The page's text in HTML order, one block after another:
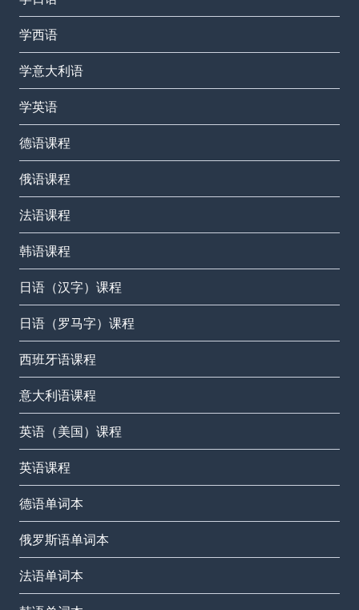
学西语
学意大利语
学英语
德语课程
俄语课程
法语课程
韩语课程
日语（汉字）课程
日语（罗马字）课程
西班牙语课程
意大利语课程
英语（美国）课程
英语课程
德语单词本
俄罗斯语单词本
法语单词本